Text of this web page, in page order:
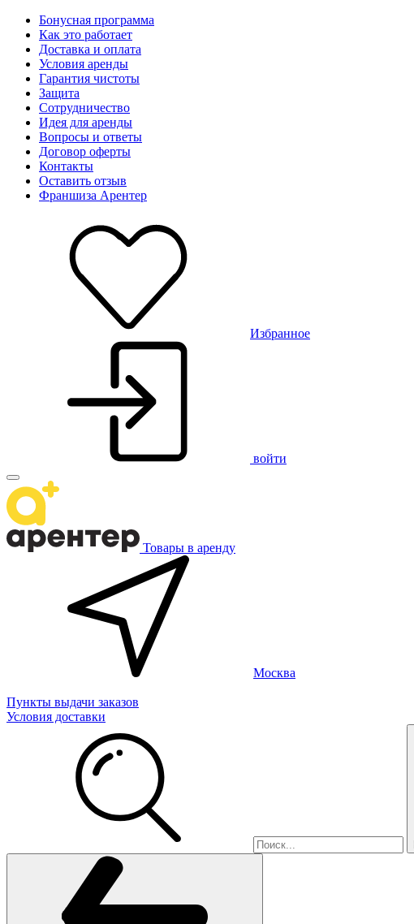
Бонусная программа
Как это работает
Доставка и оплата
Условия аренды
Гарантия чистоты
Защита
Сотрудничество
Идея для аренды
Вопросы и ответы
Договор оферты
Контакты
Оставить отзыв
Франшиза Арентер
Избранное
войти
Товары в аренду
Москва
Пункты выдачи заказов
Условия доставки